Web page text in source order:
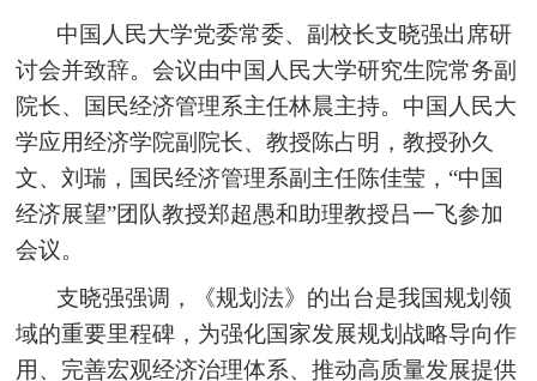
中国人民大学党委常委、副校长支晓强出席研
讨会并致辞。会议由中国人民大学研究生院常务副
院长、国民经济管理系主任林晨主持。中国人民大
学应用经济学院副院长、教授陈占明，教授孙久
文、刘瑞，国民经济管理系副主任陈佳莹，“中国
经济展望”团队教授郑超愚和助理教授吕一飞参加
会议。
支晓强强调，《规划法》的出台是我国规划领
域的重要里程碑，为强化国家发展规划战略导向作
用、完善宏观经济治理体系、推动高质量发展提供